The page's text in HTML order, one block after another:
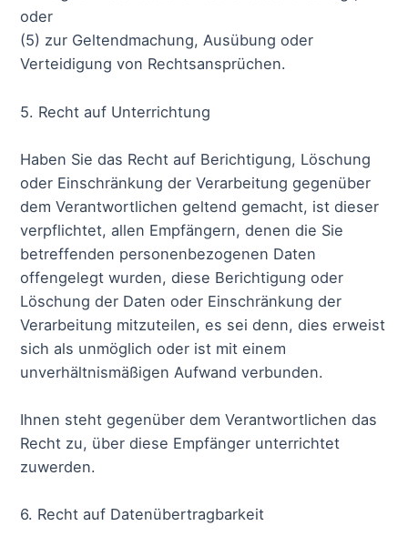
oder
(5) zur Geltendmachung, Ausübung oder
Verteidigung von Rechtsansprüchen.
5. Recht auf Unterrichtung
Haben Sie das Recht auf Berichtigung, Löschung
oder Einschränkung der Verarbeitung gegenüber
dem Verantwortlichen geltend gemacht, ist dieser
verpflichtet, allen Empfängern, denen die Sie
betreffenden personenbezogenen Daten
offengelegt wurden, diese Berichtigung oder
Löschung der Daten oder Einschränkung der
Verarbeitung mitzuteilen, es sei denn, dies erweist
sich als unmöglich oder ist mit einem
unverhältnismäßigen Aufwand verbunden.
Ihnen steht gegenüber dem Verantwortlichen das
Recht zu, über diese Empfänger unterrichtet
zuwerden.
6. Recht auf Datenübertragbarkeit